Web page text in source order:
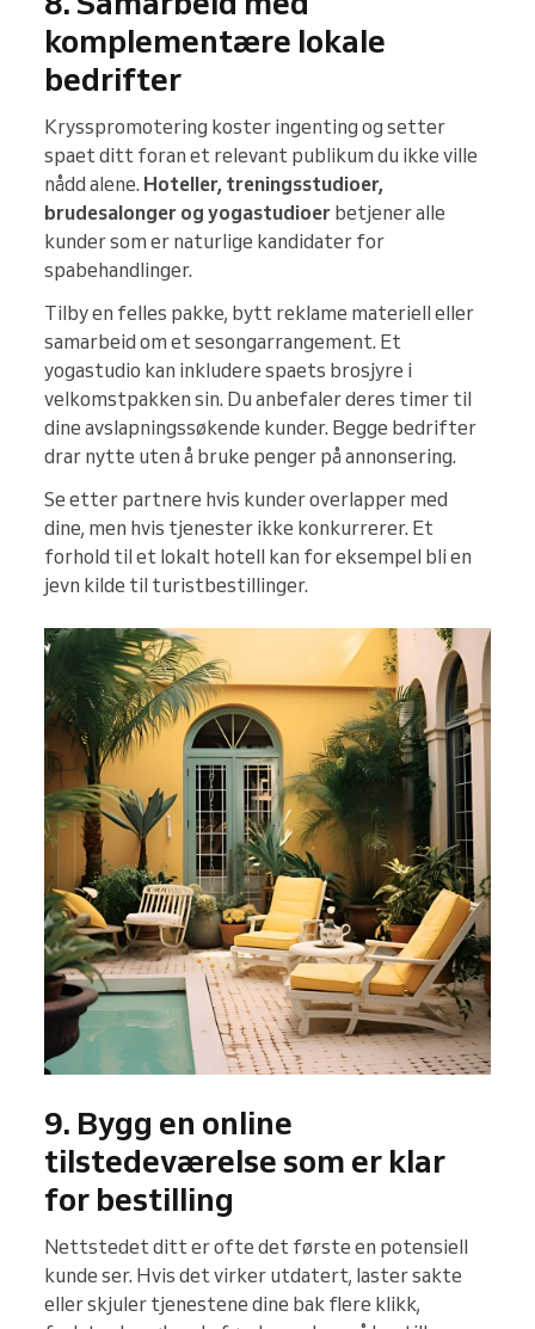
komplementære lokale
bedrifter
Krysspromotering koster ingenting og setter
spaet ditt foran et relevant publikum du ikke ville
nådd alene. Hoteller, treningsstudioer,
brudesalonger og yogastudioer betjener alle
kunder som er naturlige kandidater for
spabehandlinger.
Tilby en felles pakke, bytt reklame materiell eller
samarbeid om et sesongarrangement. Et
yogastudio kan inkludere spaets brosjyre i
velkomstpakken sin. Du anbefaler deres timer til
dine avslapningssøkende kunder. Begge bedrifter
drar nytte uten å bruke penger på annonsering.
Se etter partnere hvis kunder overlapper med
dine, men hvis tjenester ikke konkurrerer. Et
forhold til et lokalt hotell kan for eksempel bli en
jevn kilde til turistbestillinger.
9. Bygg en online
tilstedeværelse som er klar
for bestilling
Nettstedet ditt er ofte det første en potensiell
kunde ser. Hvis det virker utdatert, laster sakte
eller skjuler tjenestene dine bak flere klikk,